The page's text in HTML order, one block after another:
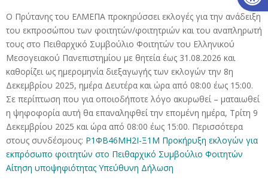
Ο Πρύτανης του ΕΛΜΕΠΑ προκηρύσσει εκλογές για την ανάδειξη
του εκπροσώπου των φοιτητών/φοιτητριών και του αναπληρωτή
τους στο Πειθαρχικό Συμβούλιο Φοιτητών του Ελληνικού
Μεσογειακού Πανεπιστημίου με θητεία έως 31.08.2026 και
καθορίζει ως ημερομηνία διεξαγωγής των εκλογών την 8η
Δεκεμβρίου 2025, ημέρα Δευτέρα και ώρα από 08:00 έως 15:00.
Σε περίπτωση που για οποιοδήποτε λόγο ακυρωθεί – ματαιωθεί
η ψηφοφορία αυτή θα επαναληφθεί την επομένη ημέρα, Τρίτη 9
Δεκεμβρίου 2025 και ώρα από 08:00 έως 15:00. Περισσότερα
στους συνδέσμους: Ρ1ΦΒ46ΜΗ2Ι-Ξ1Μ Προκήρυξη εκλογών για
εκπρόσωπο φοιτητών στο Πειθαρχικό Συμβούλιο Φοιτητών
Αίτηση υποψηφιότητας Υπεύθυνη Δήλωση